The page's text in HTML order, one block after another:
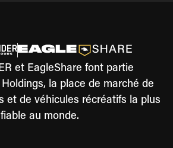
et EagleShare font partie
Holdings, la place de marché de
et de véhicules récréatifs la plus
fiable au monde.